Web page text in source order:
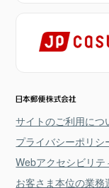
サイトのご利用につ
プライバシーポリシ
Webアクセシビリテ
お客さま本位の業